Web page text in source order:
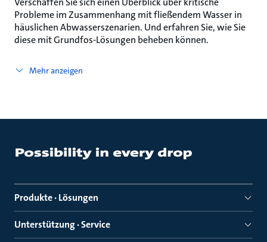
Probleme im Zusammenhang mit fließendem Wasser in
häuslichen Abwasserszenarien. Und erfahren Sie, wie Sie
diese mit Grundfos-Lösungen beheben können.
Mehr anzeigen
Produkte · Lösungen
Unterstützung · Service